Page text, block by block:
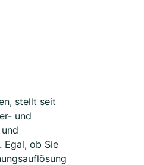
stellt seit
und
Egal, ob Sie